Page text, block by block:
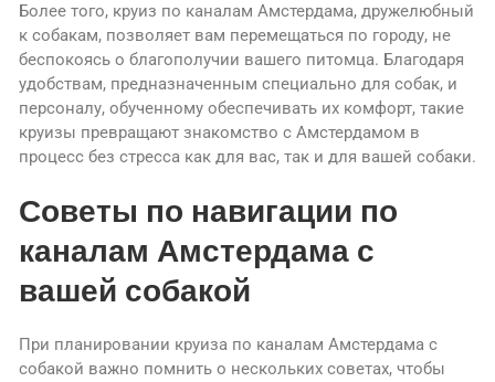
Более того, круиз по каналам Амстердама, дружелюбный
к собакам, позволяет вам перемещаться по городу, не
беспокоясь о благополучии вашего питомца. Благодаря
удобствам, предназначенным специально для собак, и
персоналу, обученному обеспечивать их комфорт, такие
круизы превращают знакомство с Амстердамом в
процесс без стресса как для вас, так и для вашей собаки.
Советы по навигации по
каналам Амстердама с
вашей собакой
При планировании круиза по каналам Амстердама с
собакой важно помнить о нескольких советах, чтобы